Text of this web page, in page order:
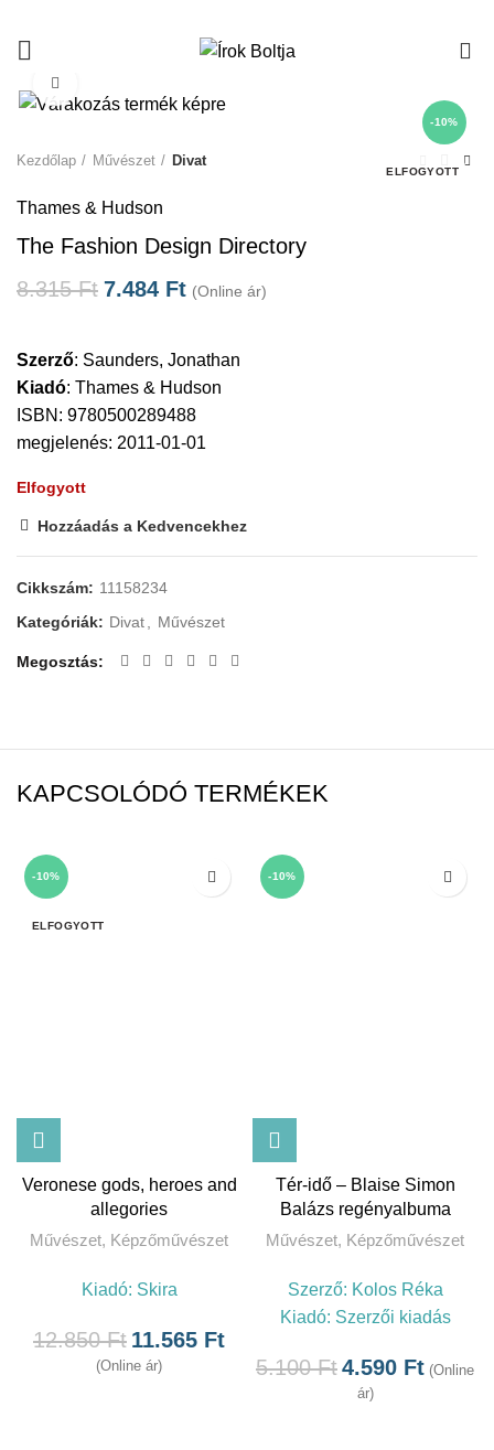
-10%
ELFOGYOTT
Kezdőlap Művészet Divat
Thames & Hudson
The Fashion Design Directory
8.315Ft 7.484 Ft (Online ár)
Szerző: Saunders, Jonathan
Kiadó: Thames & Hudson
ISBN: 9780500289488
megjelenés: 2011-01-01
Elfogyott
Hozzáadás a Kedvencekhez
Cikkszám: 11158234
Kategóriák: Divat, Művészet
Megosztás
KAPCSOLÓDÓ TERMÉKEK
-10%
ELFOGYOTT
Veronese gods, heroes and
allegories
Művészet, Képzőművészet
Kiadó: Skira
12.850Ft 11.565 Ft
(Online ár)
-10%
Tér-idő – Blaise Simon
Balázs regényalbuma
Művészet, Képzőművészet
Szerző: Kolos Réka
Kiadó: Szerzői kiadás
5.100Ft4.590 Ft (Online
ár)